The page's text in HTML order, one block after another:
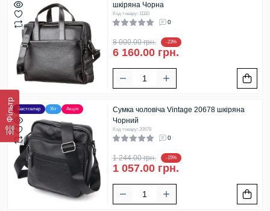
Фільтр
шкіряна Чорна
Код товару: 11110
0
8 000.00 грн. -23%
6 160.00 грн.
Бестселер Хіт Акція
Сумка чоловіча Vintage 20678 шкіряна
Чорний
Код товару: 20678
0
1 244.00 грн. -15%
1 057.00 грн.